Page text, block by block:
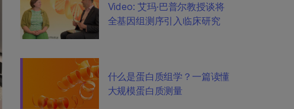
Video: 艾玛·巴普尔教授谈将
全基因组测序引入临床研究
什么是蛋白质组学？一篇读懂
大规模蛋白质测量